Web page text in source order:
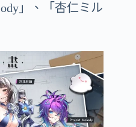
」、「杏仁ミル